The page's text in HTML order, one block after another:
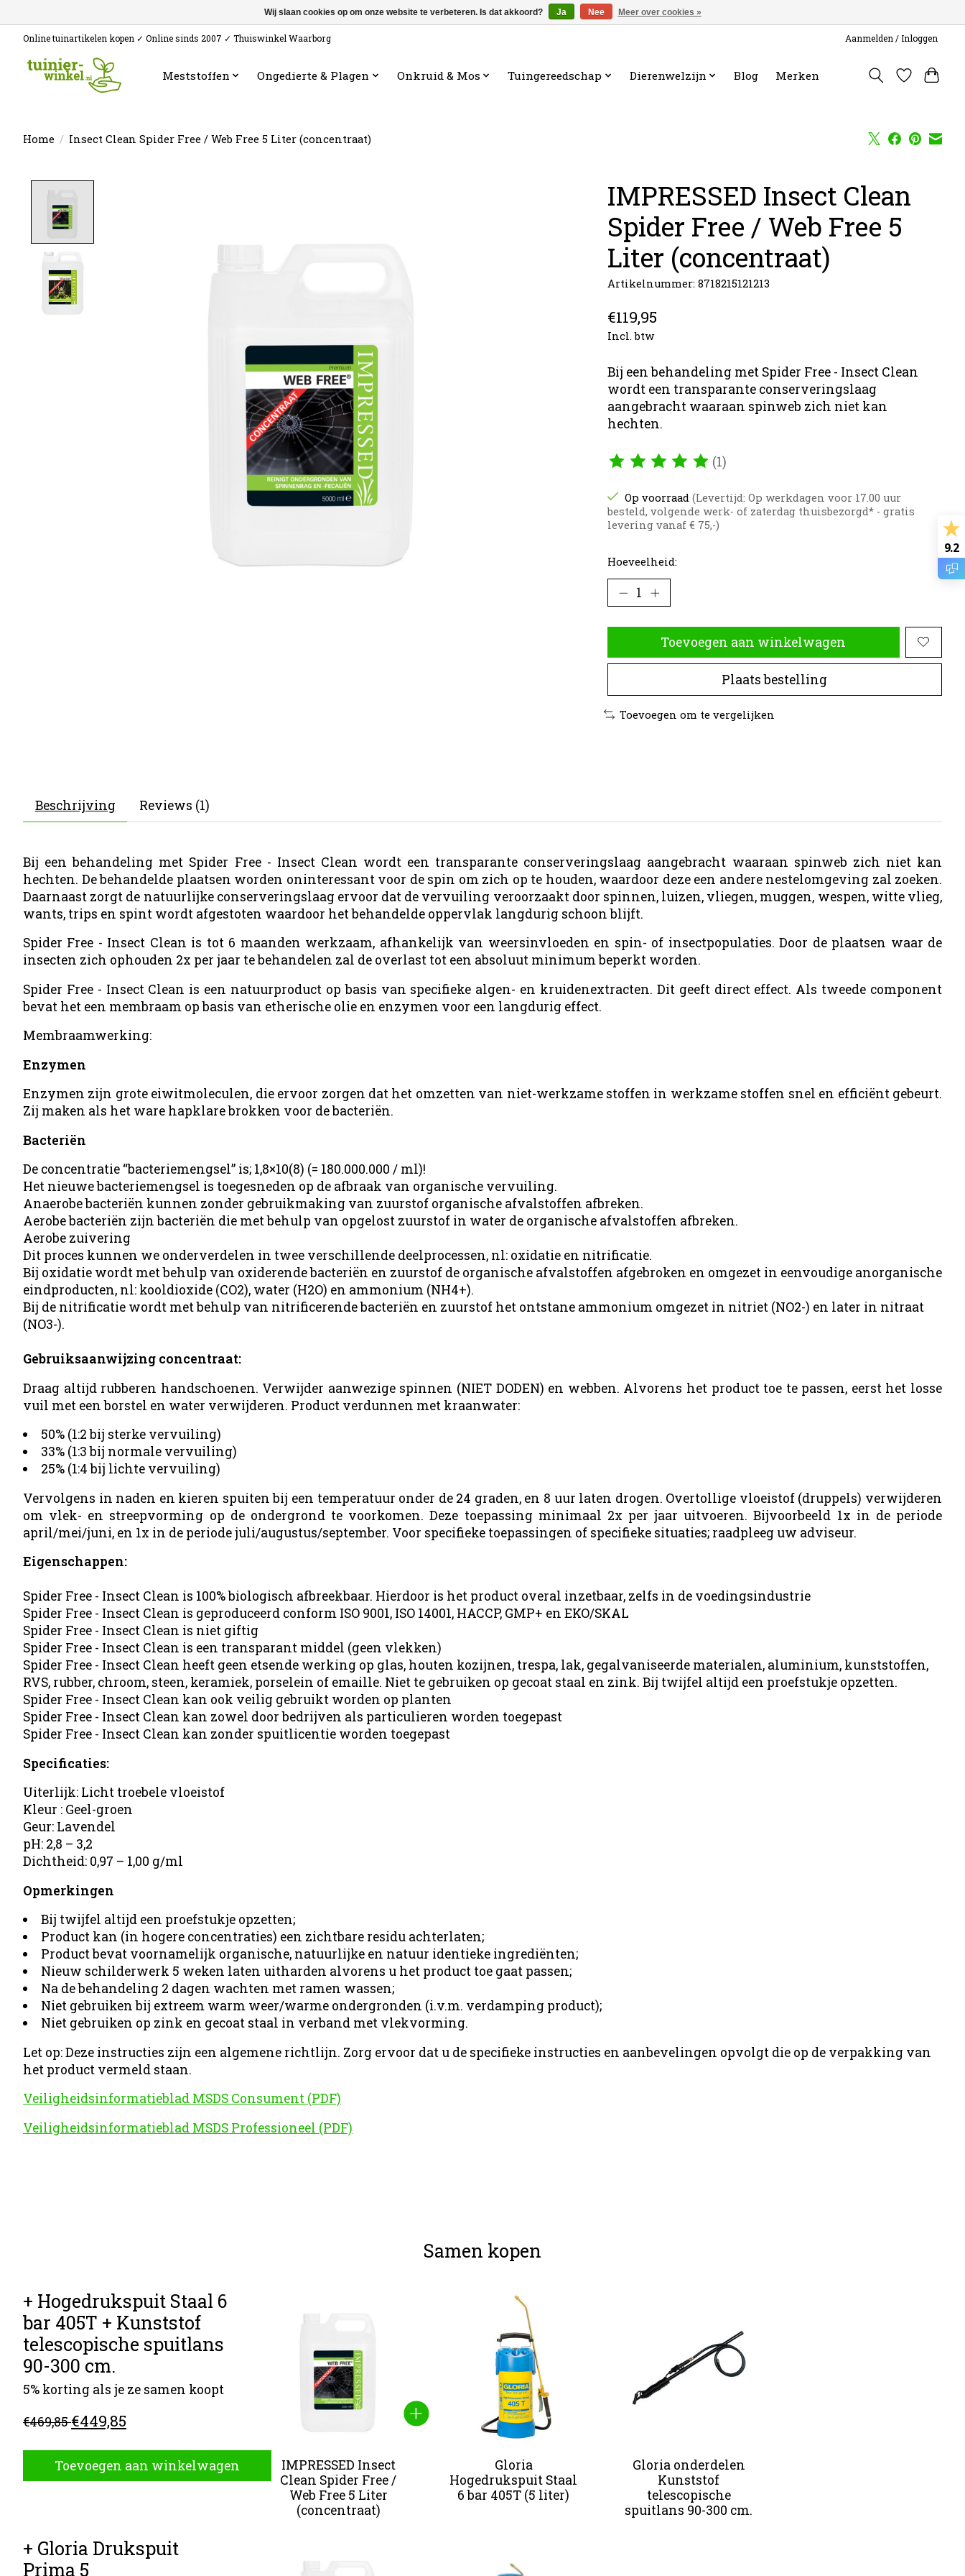
Online tuinartikelen kopen ✓ Online sinds 2007 ✓ Thuiswinkel Waarborg Aanmelden / Inloggen
Meststoffen Ongedierte & Plagen Onkruid & Mos Tuingereedschap Dierenwelzijn Blog Merken
Home / Insect Clean Spider Free / Web Free 5 Liter (concentraat)
IMPRESSED Insect Clean
Spider Free / Web Free 5
Liter (concentraat)
Artikelnummer: 8718215121213
€119,95
Incl. btw
Bij een behandeling met Spider Free - Insect Clean
wordt een transparante conserveringslaag
aangebracht waaraan spinweb zich niet kan
hechten.
De beoordeling van dit product is
(1)
Op voorraad (Levertijd: Op werkdagen voor 17.00 uur
besteld, volgende werk- of zaterdag thuisbezorgd* - gratis
levering vanaf € 75,-)
Hoeveelheid:
Toevoegen aan winkelwagen
Plaats bestelling
Toevoegen om te vergelijken
Beschrijving Reviews (1)
Bij een behandeling met Spider Free - Insect Clean wordt een transparante conserveringslaag aangebracht waaraan spinweb zich niet kan
hechten. De behandelde plaatsen worden oninteressant voor de spin om zich op te houden, waardoor deze een andere nestelomgeving zal zoeken.
Daarnaast zorgt de natuurlijke conserveringslaag ervoor dat de vervuiling veroorzaakt door spinnen, luizen, vliegen, muggen, wespen, witte vlieg,
wants, trips en spint wordt afgestoten waardoor het behandelde oppervlak langdurig schoon blijft.
Spider Free - Insect Clean is tot 6 maanden werkzaam, afhankelijk van weersinvloeden en spin- of insectpopulaties. Door de plaatsen waar de
insecten zich ophouden 2x per jaar te behandelen zal de overlast tot een absoluut minimum beperkt worden.
Spider Free - Insect Clean is een natuurproduct op basis van specifieke algen- en kruidenextracten. Dit geeft direct effect. Als tweede component
bevat het een membraam op basis van etherische olie en enzymen voor een langdurig effect.
Membraamwerking:
Enzymen
Enzymen zijn grote eiwitmoleculen, die ervoor zorgen dat het omzetten van niet-werkzame stoffen in werkzame stoffen snel en efficiënt gebeurt.
Zij maken als het ware hapklare brokken voor de bacteriën.
Bacteriën
De concentratie “bacteriemengsel” is; 1,8×10(8) (= 180.000.000 / ml)!
Het nieuwe bacteriemengsel is toegesneden op de afbraak van organische vervuiling.
Anaerobe bacteriën kunnen zonder gebruikmaking van zuurstof organische afvalstoffen afbreken.
Aerobe bacteriën zijn bacteriën die met behulp van opgelost zuurstof in water de organische afvalstoffen afbreken.
Aerobe zuivering
Dit proces kunnen we onderverdelen in twee verschillende deelprocessen, nl: oxidatie en nitrificatie.
Bij oxidatie wordt met behulp van oxiderende bacteriën en zuurstof de organische afvalstoffen afgebroken en omgezet in eenvoudige anorganische
eindproducten, nl: kooldioxide (CO2), water (H2O) en ammonium (NH4+).
Bij de nitrificatie wordt met behulp van nitrificerende bacteriën en zuurstof het ontstane ammonium omgezet in nitriet (NO2-) en later in nitraat
(NO3-).
Gebruiksaanwijzing concentraat:
Draag altijd rubberen handschoenen. Verwijder aanwezige spinnen (NIET DODEN) en webben. Alvorens het product toe te passen, eerst het losse
vuil met een borstel en water verwijderen. Product verdunnen met kraanwater:
50% (1:2 bij sterke vervuiling)
33% (1:3 bij normale vervuiling)
25% (1:4 bij lichte vervuiling)
Vervolgens in naden en kieren spuiten bij een temperatuur onder de 24 graden, en 8 uur laten drogen. Overtollige vloeistof (druppels) verwijderen
om vlek- en streepvorming op de ondergrond te voorkomen. Deze toepassing minimaal 2x per jaar uitvoeren. Bijvoorbeeld 1x in de periode
april/mei/juni, en 1x in de periode juli/augustus/september. Voor specifieke toepassingen of specifieke situaties; raadpleeg uw adviseur.
Eigenschappen:
Spider Free - Insect Clean is 100% biologisch afbreekbaar. Hierdoor is het product overal inzetbaar, zelfs in de voedingsindustrie
Spider Free - Insect Clean is geproduceerd conform ISO 9001, ISO 14001, HACCP, GMP+ en EKO/SKAL
Spider Free - Insect Clean is niet giftig
Spider Free - Insect Clean is een transparant middel (geen vlekken)
Spider Free - Insect Clean heeft geen etsende werking op glas, houten kozijnen, trespa, lak, gegalvaniseerde materialen, aluminium, kunststoffen,
RVS, rubber, chroom, steen, keramiek, porselein of emaille. Niet te gebruiken op gecoat staal en zink. Bij twijfel altijd een proefstukje opzetten.
Spider Free - Insect Clean kan ook veilig gebruikt worden op planten
Spider Free - Insect Clean kan zowel door bedrijven als particulieren worden toegepast
Spider Free - Insect Clean kan zonder spuitlicentie worden toegepast
Specificaties:
Uiterlijk: Licht troebele vloeistof
Kleur : Geel-groen
Geur: Lavendel
pH: 2,8 – 3,2
Dichtheid: 0,97 – 1,00 g/ml
Opmerkingen
Bij twijfel altijd een proefstukje opzetten;
Product kan (in hogere concentraties) een zichtbare residu achterlaten;
Product bevat voornamelijk organische, natuurlijke en natuur identieke ingrediënten;
Nieuw schilderwerk 5 weken laten uitharden alvorens u het product toe gaat passen;
Na de behandeling 2 dagen wachten met ramen wassen;
Niet gebruiken bij extreem warm weer/warme ondergronden (i.v.m. verdamping product);
Niet gebruiken op zink en gecoat staal in verband met vlekvorming.
Let op: Deze instructies zijn een algemene richtlijn. Zorg ervoor dat u de specifieke instructies en aanbevelingen opvolgt die op de verpakking van
het product vermeld staan.
Veiligheidsinformatieblad MSDS Consument (PDF)
Veiligheidsinformatieblad MSDS Professioneel (PDF)
Samen kopen
+ Hogedrukspuit Staal 6
bar 405T + Kunststof
telescopische spuitlans
90-300 cm.
5% korting als je ze samen koopt
€469,85€449,85
Toevoegen aan winkelwagen
IMPRESSED Insect
Clean Spider Free /
Web Free 5 Liter
(concentraat)
Gloria
Hogedrukspuit Staal
6 bar 405T (5 liter)
Gloria onderdelen
Kunststof
telescopische
spuitlans 90-300 cm.
+ Gloria Drukspuit
Prima 5
9.2
Wij slaan cookies op om onze website te verbeteren. Is dat akkoord? Ja Nee Meer over cookies »